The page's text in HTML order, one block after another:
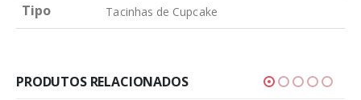
Tipo
Tacinhas de Cupcake
PRODUTOS RELACIONADOS